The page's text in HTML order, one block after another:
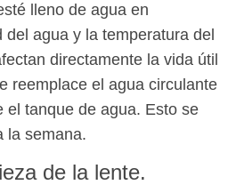
lleno de agua en
agua y la temperatura del
directamente la vida útil
reemplace el agua circulante
el tanque de agua. Esto se
la semana.
de la lente.